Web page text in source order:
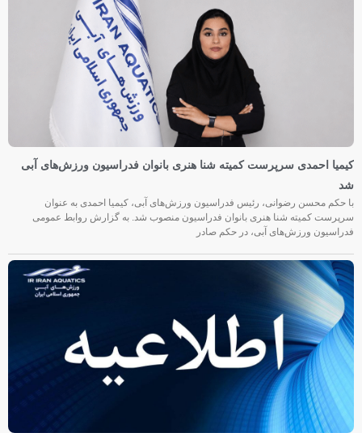
کیمیا احمدی سرپرست کمیته شنا هنری بانوان فدراسیون ورزش‌های آبی
شد
با حکم محسن رضوانی، رئیس فدراسیون ورزش‌های آبی، کیمیا احمدی به عنوان
سرپرست کمیته شنا هنری بانوان فدراسیون منصوب شد. به گزارش روابط عمومی
فدراسیون ورزش‌های آبی، در حکم صادر